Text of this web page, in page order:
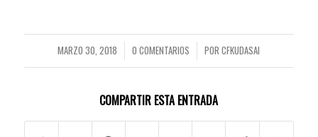
MARZO 30, 2018
/ 0 COMENTARIOS
/ PORCFKUDASAI
COMPARTIR ESTA ENTRADA